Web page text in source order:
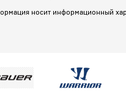
носит информационный